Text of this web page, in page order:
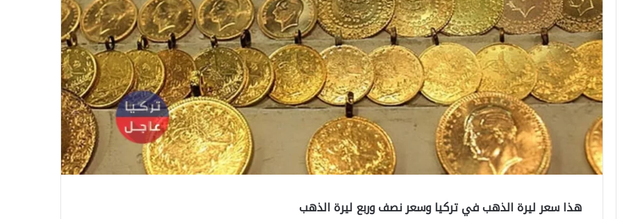
هذا سعر ليرة الذهب في تركيا وسعر نصف وربع ليرة الذهب